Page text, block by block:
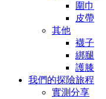
圍巾
皮帶
其他
襪子
綁腿
護膝
我們的探險旅程
實測分享